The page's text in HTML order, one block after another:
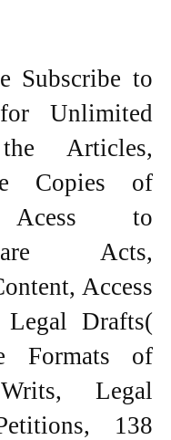
Subscribe to
for Unlimited
Articles,
Copies of
Acess to
Acts,
Access
Drafts(
Formats of
Legal
138